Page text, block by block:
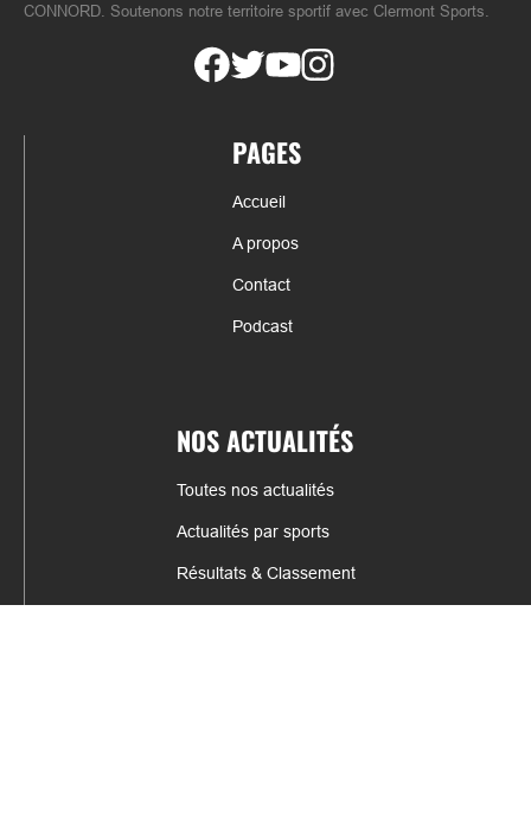
CONNORD. Soutenons notre territoire sportif avec Clermont Sports.
PAGES
Accueil
A propos
Contact
Podcast
NOS ACTUALITÉS
Toutes nos actualités
Actualités par sports
Résultats & Classement